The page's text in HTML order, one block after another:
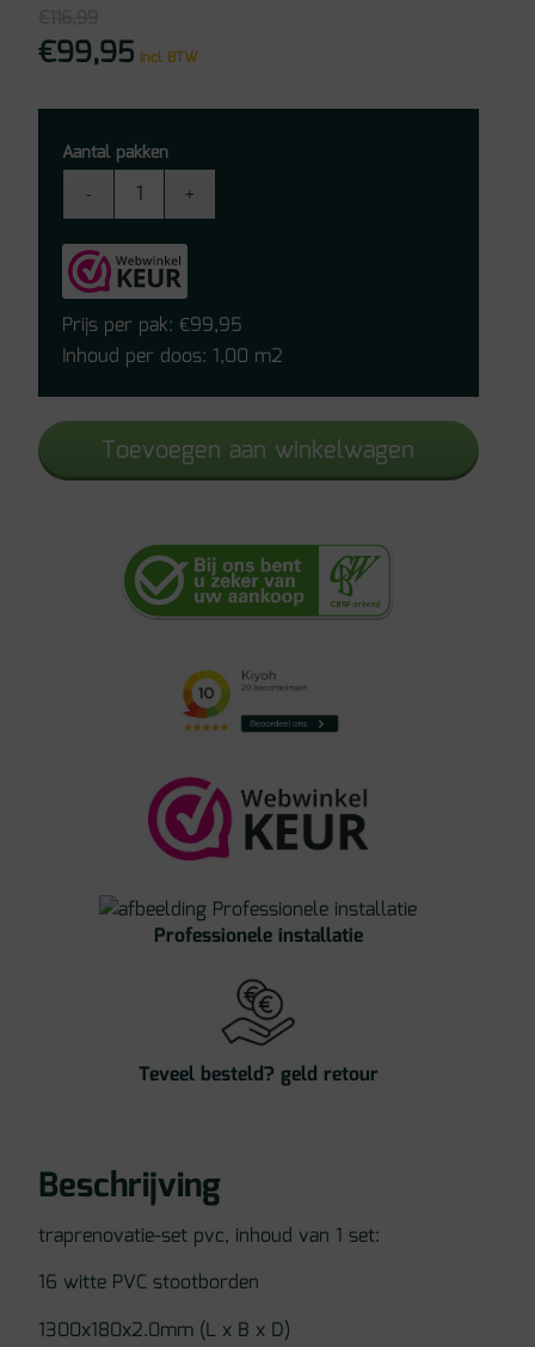
Oorspronkelijke
was:
€116,99.
€99,95Huidige
is:
€99,95.
incl BTW
Aantal pakken
Traprenovatie
stootborden
wit
PVC
(houtstructuur)
aantal
Prijs per pak:€99,95
Inhoud per doos: 1,00 m2
Toevoegen aan winkelwagen
Professionele installatie
Teveel besteld? geld retour
Beschrijving
traprenovatie-set pvc, inhoud van 1 set:
16 witte PVC stootborden
1300x180x2.0mm (L x B x D)